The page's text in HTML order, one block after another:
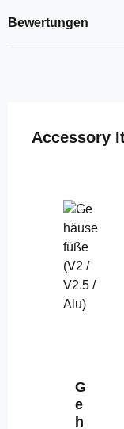
Bewertungen
Produktgalerie
Accessory
G
e
h